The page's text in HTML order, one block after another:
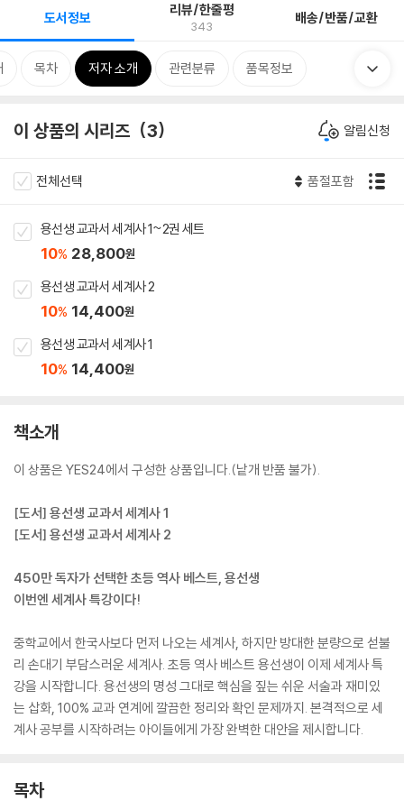
도서정보 리뷰/한줄평
343 배송/반품/교환
목차 저자 소개 관련분류 품목정보
이 상품의 시리즈 3 알림신청
전체선택 품절포함
용선생 교과서 세계사 1~2권 세트
10% 28,800원
용선생 교과서 세계사 2
10% 14,400원
용선생 교과서 세계사 1
10% 14,400원
책소개
이 상품은 YES24에서 구성한 상품입니다.(낱개 반품 불가).
[도서] 용선생 교과서 세계사 1
[도서] 용선생 교과서 세계사 2
450만 독자가 선택한 초등 역사 베스트, 용선생
이번엔 세계사 특강이다!
중학교에서 한국사보다 먼저 나오는 세계사, 하지만 방대한 분량으로 섣불
리 손대기 부담스러운 세계사. 초등 역사 베스트 용선생이 이제 세계사 특
강을 시작합니다. 용선생의 명성 그대로 핵심을 짚는 쉬운 서술과 재미있
는 삽화, 100% 교과 연계에 깔끔한 정리와 확인 문제까지. 본격적으로 세
계사 공부를 시작하려는 아이들에게 가장 완벽한 대안을 제시합니다.
목차